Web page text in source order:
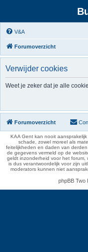
V&A
Forumoverzicht
Verwijder cookies
Weet je zeker dat je alle
Forumoverzicht
KAA Gent kan nooit
schade, zowel moreel als
feitelijkheden en daden van
de gegevens vermeld op de
geldt inzonderheid voor het forum,
is dus verantwoordelijk voor zijn
moderators kunnen niet
phpBB Two